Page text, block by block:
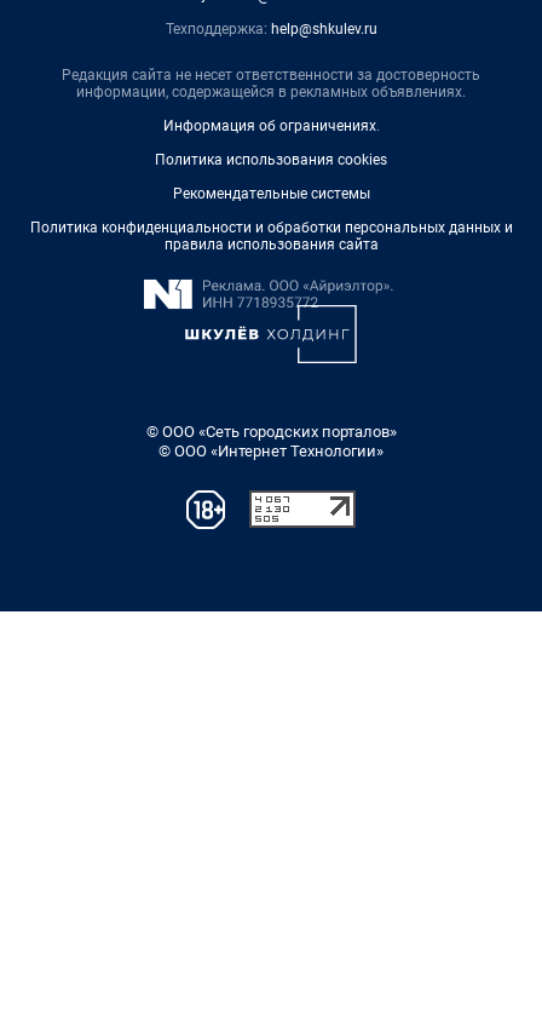
Техподдержка: help@shkulev.ru
Редакция сайта не несет ответственности за достоверность
информации, содержащейся в рекламных объявлениях.
Информация об ограничениях.
Политика использования cookies
Рекомендательные системы
Политика конфиденциальности и обработки персональных данных и
правила использования сайта
© ООО «Сеть городских порталов»
© ООО «Интернет Технологии»